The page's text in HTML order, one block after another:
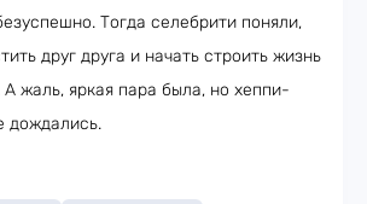
Тогда селебрити поняли,
друг друга и начать строить жизнь
А жаль, яркая пара была, но хеппи-
дождались.